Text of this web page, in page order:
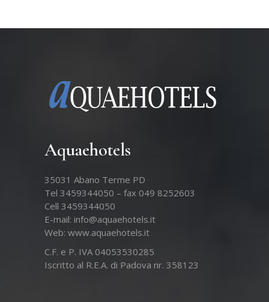
Aquaehotels
35031 Abano Terme PD
Tel 3459344050 – fax 049 8252603
Cell 3459344050
E-mail: info@aquaehotels.it
Web: www.aquaehotels.it
C.F. e P. IVA 04053530285
Iscritto al R.E.A. di Padova nr. 358123